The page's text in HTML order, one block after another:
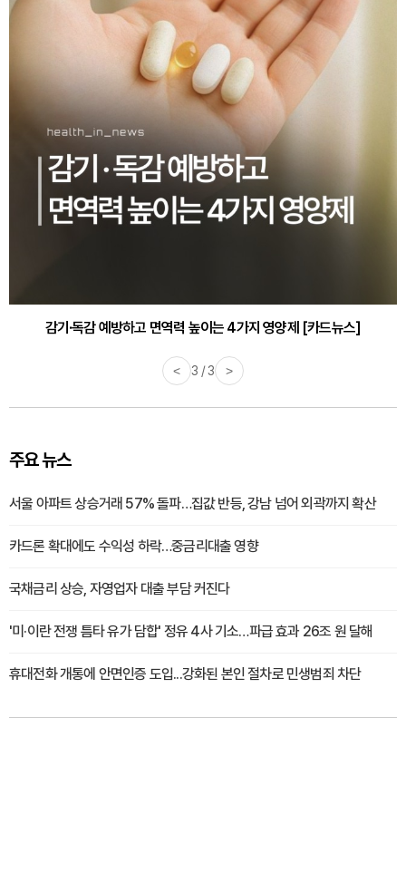
감기·독감 예방하고 면역력 높이는 4가지 영양제 [카드뉴스]
< 3 / 3 >
주요 뉴스
서울 아파트 상승거래 57% 돌파…집값 반등, 강남 넘어 외곽까지 확산
카드론 확대에도 수익성 하락…중금리대출 영향
국채금리 상승, 자영업자 대출 부담 커진다
'미·이란 전쟁 틈타 유가 담합' 정유 4사 기소…파급 효과 26조 원 달해
휴대전화 개통에 안면인증 도입...강화된 본인 절차로 민생범죄 차단